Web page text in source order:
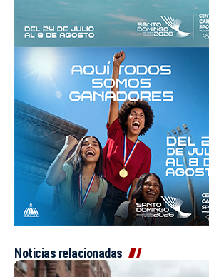
Noticias relacionadas